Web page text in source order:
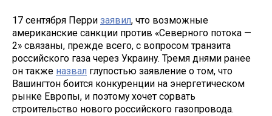
17 сентября Перри заявил, что возможные
американские санкции против «Северного потока —
2» связаны, прежде всего, с вопросом транзита
российского газа через Украину. Тремя днями ранее
он также назвал глупостью заявление о том, что
Вашингтон боится конкуренции на энергетическом
рынке Европы, и поэтому хочет сорвать
строительство нового российского газопровода.